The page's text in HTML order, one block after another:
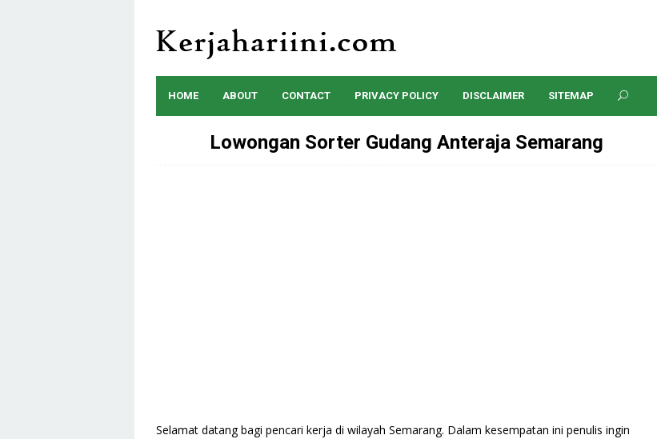
content
HOME ABOUT CONTACT PRIVACY POLICY DISCLAIMER SITEMAP
Lowongan Sorter Gudang Anteraja Semarang
Selamat datang bagi pencari kerja di wilayah Semarang. Dalam kesempatan ini penulis ingin